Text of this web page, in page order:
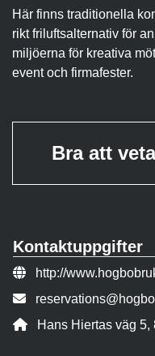
Här finns traditionella
rikt friluftsalternativ för
miljöerna för kreativa
event och firmafester.
Bra att veta
Kontaktuppgifter
Webbsida:
http://
E-post:
Adress:
Hans Hiertas väg